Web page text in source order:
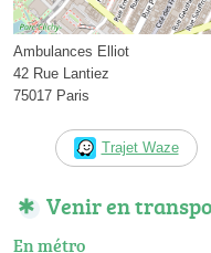
Ambulances Elliot
42 Rue Lantiez
75017 Paris
Trajet Waze
Venir en
En métro